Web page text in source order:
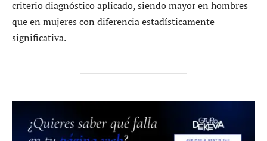
criterio diagnóstico aplicado, siendo mayor en hombres
que en mujeres con diferencia estadísticamente
significativa.